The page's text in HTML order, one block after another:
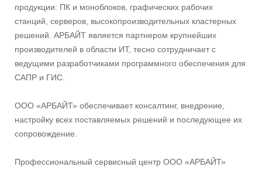
продукции: ПК и моноблоков, графических рабочих
станций, серверов, высокопроизводительных кластерных
решений. АРБАЙТ является партнером крупнейших
производителей в области ИТ, тесно сотрудничает с
ведущими разработчиками программного обеспечения для
САПР и ГИС.
ООО «АРБАЙТ» обеспечивает консалтинг, внедрение,
настройку всех поставляемых решений и последующее их
сопровождение.
Профессиональный сервисный центр ООО «АРБАЙТ»